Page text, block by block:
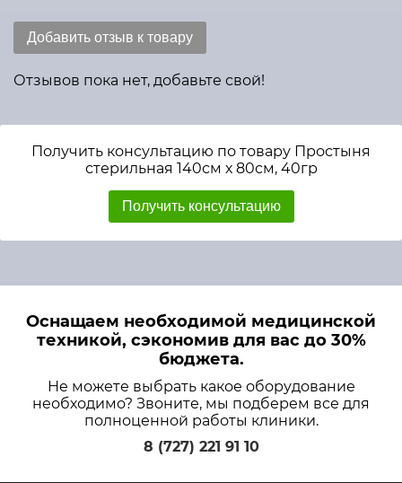
Добавить отзыв к товару
Отзывов пока нет, добавьте свой!
Получить консультацию по товару Простыня
стерильная 140см х 80см, 40гр
Получить консультацию
Оснащаем необходимой медицинской
техникой, сэкономив для вас до 30%
бюджета.
Не можете выбрать какое оборудование
необходимо? Звоните, мы подберем все для
полноценной работы клиники.
8 (727) 221 91 10